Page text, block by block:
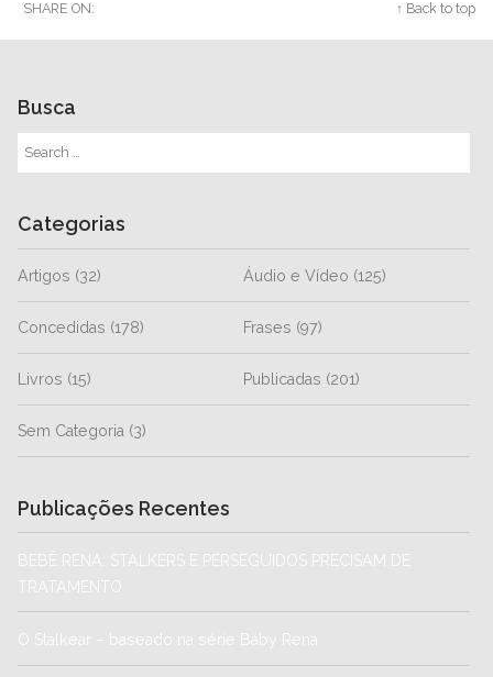
SHARE ON: ↑ Back to top
Busca
Categorias
Artigos (32) Áudio e Vídeo (125)
Concedidas (178) Frases (97)
Livros (15) Publicadas (201)
Sem Categoria (3)
Publicações Recentes
BEBÊ RENA: STALKERS E PERSEGUIDOS PRECISAM DE
TRATAMENTO
O Stalkear – baseado na série Baby Rena